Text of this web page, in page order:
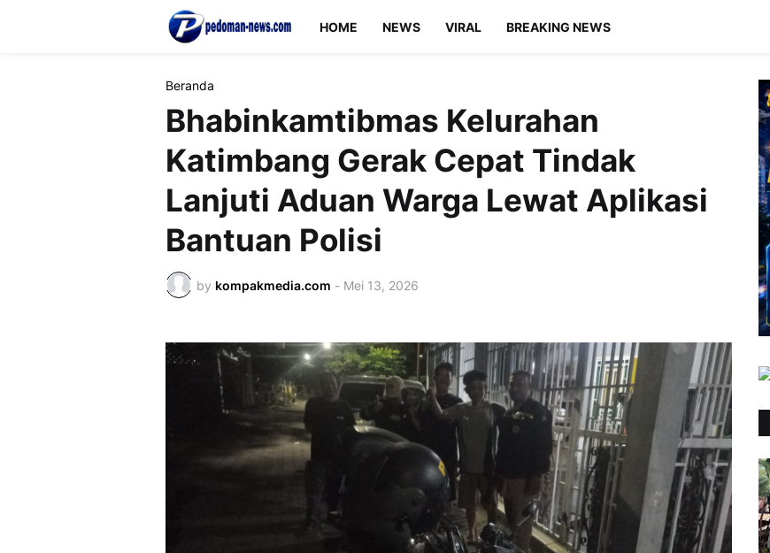
HOME NEWS VIRAL BREAKING NEWS
Beranda
Bhabinkamtibmas Kelurahan
Katimbang Gerak Cepat Tindak
Lanjuti Aduan Warga Lewat Aplikasi
Bantuan Polisi
by kompakmedia.com - Mei 13, 2026